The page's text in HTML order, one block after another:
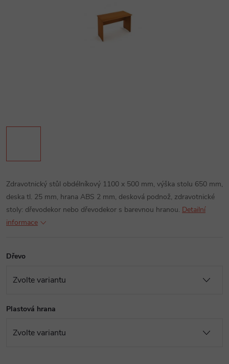
Zdravotnický stůl obdélníkový 1100 x 500 mm, výška stolu 650 mm,
deska tl. 25 mm, hrana ABS 2 mm, desková podnož, zdravotnické
stoly: dřevodekor nebo dřevodekor s barevnou hranou. Detailní
informace
Dřevo
Plastová hrana